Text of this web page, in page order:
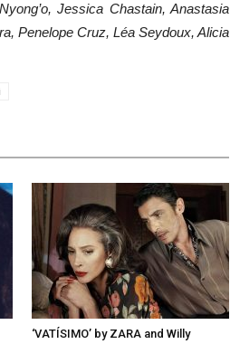
Jessica Chastain, Anastasia
Penelope Cruz, Léa Seydoux, Alicia
‘VATÍSIMO’ by ZARA and Willy